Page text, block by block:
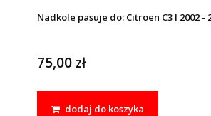
Nadkole pasuje do: Citroen C3 I 2002 -
75,00 zł
dodaj do koszyka